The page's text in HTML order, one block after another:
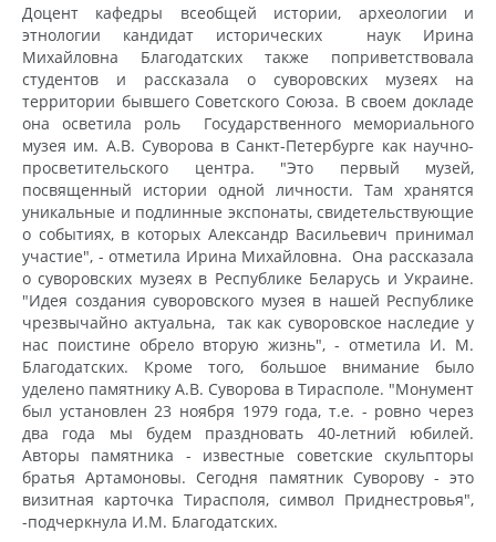
Доцент кафедры всеобщей истории, археологии и
этнологии кандидат исторических наук Ирина
Михайловна Благодатских также поприветствовала
студентов и рассказала о суворовских музеях на
территории бывшего Советского Союза. В своем докладе
она осветила роль Государственного мемориального
музея им. А.В. Суворова в Санкт-Петербурге как научно-
просветительского центра. "Это первый музей,
посвященный истории одной личности. Там хранятся
уникальные и подлинные экспонаты, свидетельствующие
о событиях, в которых Александр Васильевич принимал
участие", - отметила Ирина Михайловна. Она рассказала
о суворовских музеях в Республике Беларусь и Украине.
"Идея создания суворовского музея в нашей Республике
чрезвычайно актуальна, так как суворовское наследие у
нас поистине обрело вторую жизнь", - отметила И. М.
Благодатских. Кроме того, большое внимание было
уделено памятнику А.В. Суворова в Тирасполе. "Монумент
был установлен 23 ноября 1979 года, т.е. - ровно через
два года мы будем праздновать 40-летний юбилей.
Авторы памятника - известные советские скульпторы
братья Артамоновы. Сегодня памятник Суворову - это
визитная карточка Тирасполя, символ Приднестровья",
-подчеркнула И.М. Благодатских.